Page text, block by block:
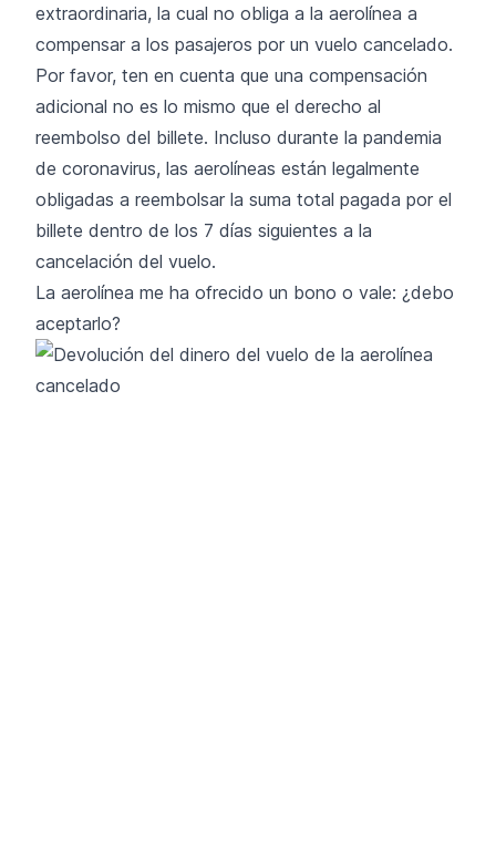
extraordinaria, la cual no obliga a la aerolínea a
compensar a los pasajeros por un vuelo cancelado.
Por favor, ten en cuenta que una compensación
adicional no es lo mismo que el derecho al
reembolso del billete. Incluso durante la pandemia
de coronavirus, las aerolíneas están legalmente
obligadas a reembolsar la suma total pagada por el
billete dentro de los 7 días siguientes a la
cancelación del vuelo.
La aerolínea me ha ofrecido un bono o vale: ¿debo
aceptarlo?